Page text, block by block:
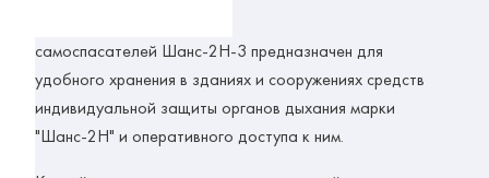
самоспасателей Шанс-2Н-3 предназначен для
удобного хранения в зданиях и сооружениях средств
индивидуальной защиты органов дыхания марки
"Шанс-2Н" и оперативного доступа к ним.